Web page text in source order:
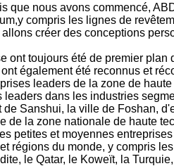
que nous avons commencé,
compris les lignes de
créer des conceptions
ont toujours été de premier
également été reconnus et
leaders de la zone de
dans les industries
Sanshui, la ville de Foshan,
la zone nationale de haute
petites et moyennes
régions du monde, y compris
le Qatar, le Koweït, la